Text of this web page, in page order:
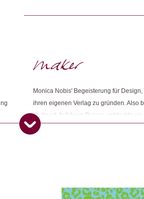
Monica Nobis' Begeisterung für
ihren eigenen Verlag zu gründen. Also
Stuttgart. Auf ihren Reisen entdeckte
nur kreative Designer, sondern auch